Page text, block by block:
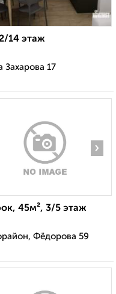
14 этаж
17
›
45м², 3/5 этаж
Фёдорова 59